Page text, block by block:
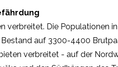
verbreitet. Die Populationen
auf 3300-4400
verbreitet - auf der